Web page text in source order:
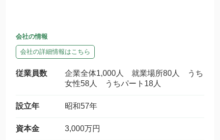
会社の情報
会社の詳細情報はこちら
従業員数
企業全体1,000人 就業場所80人 うち
女性58人 うちパート18人
設立年 昭和57年
資本金 3,000万円